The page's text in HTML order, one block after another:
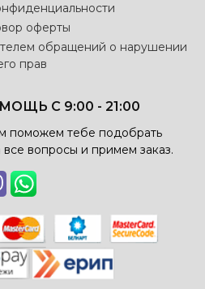
оферты
обращений о нарушении
прав
С 9:00 - 21:00
поможем тебе подобрать
вопросы и примем заказ.